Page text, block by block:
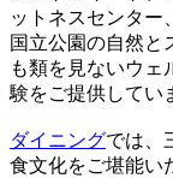
ットネスセンター
国立公園の自然と
も類を見ないウェ
験をご提供してい
ダイニングでは、
食文化をご堪能い